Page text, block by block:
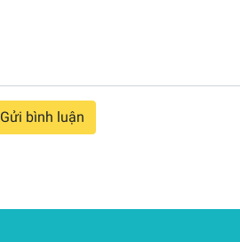
Gửi bình luận